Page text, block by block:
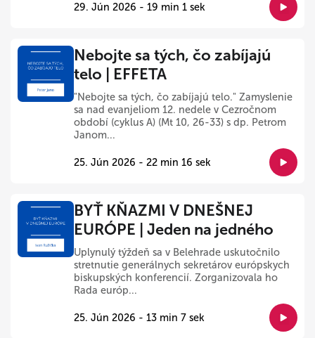
29. Jún 2026 - 19 min 1 sek
Nebojte sa tých, čo zabíjajú
telo | EFFETA
"Nebojte sa tých, čo zabíjajú telo." Zamyslenie
sa nad evanjeliom 12. nedele v Cezročnom
období (cyklus A) (Mt 10, 26-33) s dp. Petrom
Janom...
25. Jún 2026 - 22 min 16 sek
BYŤ KŇAZMI V DNEŠNEJ
EURÓPE | Jeden na jedného
Uplynulý týždeň sa v Belehrade uskutočnilo
stretnutie generálnych sekretárov európskych
biskupských konferencií. Zorganizovala ho
Rada európ...
25. Jún 2026 - 13 min 7 sek